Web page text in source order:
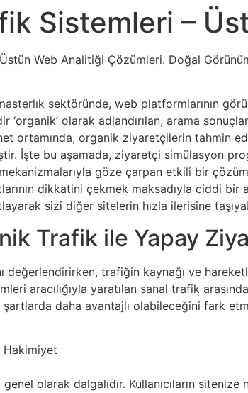
Sistemleri –
Web Analitiği Çözümleri. Doğal
sektöründe, web platformlarının
‘organik’ olarak adlandırılan, arama
ortamında, organik ziyaretçilerin tahmin
İşte bu aşamada, ziyaretçi simülasyon
göze çarpan etkili bir
dikkatini çekmek maksadıyla ciddi
sizi diğer sitelerin hızla ilerisine
Trafik ile Yapay
değerlendirirken, trafiğin kaynağı ve
aracılığıyla yaratılan sanal trafik
daha avantajlı olabileceğini fark
Hakimiyet
olarak dalgalıdır. Kullanıcıların